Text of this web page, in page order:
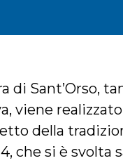
di Sant’Orso,
viene
della
che si è svolta